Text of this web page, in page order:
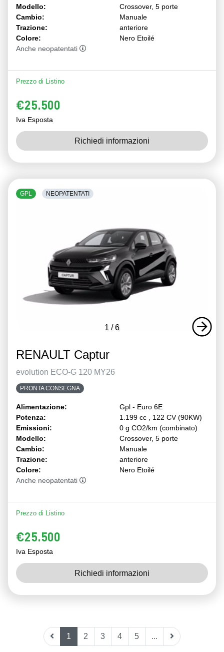
Modello:
Crossover, 5 porte
Cambio:
Manuale
Trazione:
anteriore
Colore:
Nero Etoilé
Anche neopatentati
Prezzo di Listino
€25.500
Iva Esposta
Richiedi informazioni
1 / 6
GPL NEOPATENTATI
RENAULT Captur
evolution ECO-G 120 MY26
PRONTA CONSEGNA
Alimentazione:
Gpl - Euro 6E
Potenza:
1.199 cc , 122 CV (90KW)
Emissioni:
0 g CO2/km (combinato)
Modello:
Crossover, 5 porte
Cambio:
Manuale
Trazione:
anteriore
Colore:
Nero Etoilé
Anche neopatentati
Prezzo di Listino
€25.500
Iva Esposta
Richiedi informazioni
1 2 3 4 5 ...